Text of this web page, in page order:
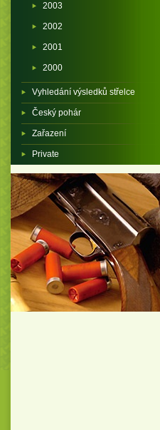
2003
2002
2001
2000
Vyhledání výsledků střelce
Český pohár
Zařazení
Private